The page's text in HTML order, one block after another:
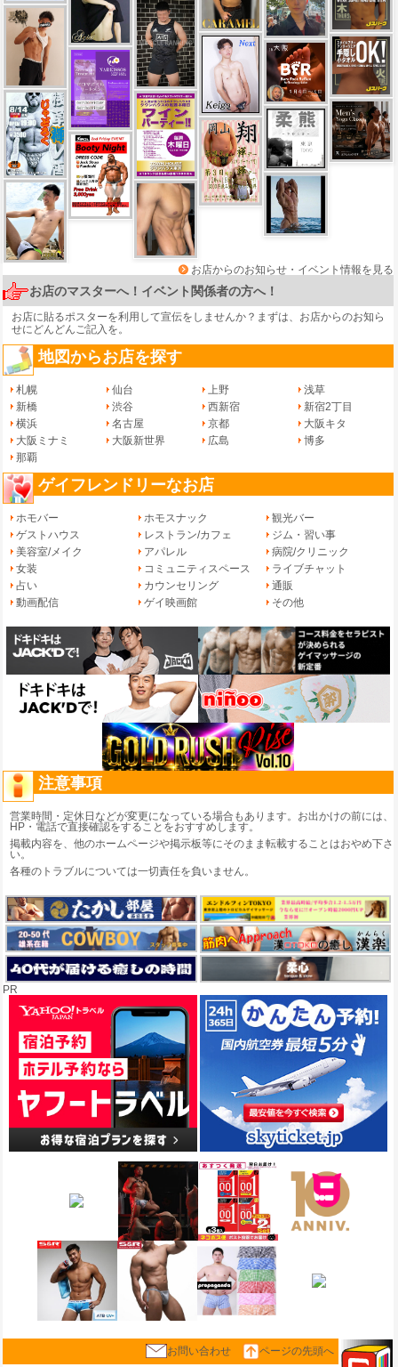
お店からのお知らせ・イベント情報を見る
お店のマスターへ！イベント関係者の方へ！
お店に貼るポスターを利用して宣伝をしませんか？まずは、 お店からのお知ら
せにどんどんご記入を。
地図からお店を探す
札幌 仙台 上野
浅草
新橋
渋谷 西新宿
新宿2丁目
横浜
名古屋 京都
大阪キタ
大阪ミナミ
大阪新世界 広島
博多
那覇
ゲイフレンドリーなお店
ホモバー ホモスナック
観光バー
ゲストハウス
レストラン/カフェ
ジム・習い事
美容室/メイク
アパレル
病院/クリニック
女装
コミュニティスペース
ライブチャット
占い
カウンセリング
通販
動画配信
ゲイ映画館 その他
注意事項
営業時間・定休日などが変更になっている場合もあります。お出かけの前には、
HP・電話で直接確認をすることをおすすめします。
掲載内容を、他のホームページや掲示板等にそのまま転載することはおやめ下さ
い。
各種のトラブルについては一切責任を負いません。
PR
お問い合わせ
ページの先頭へ